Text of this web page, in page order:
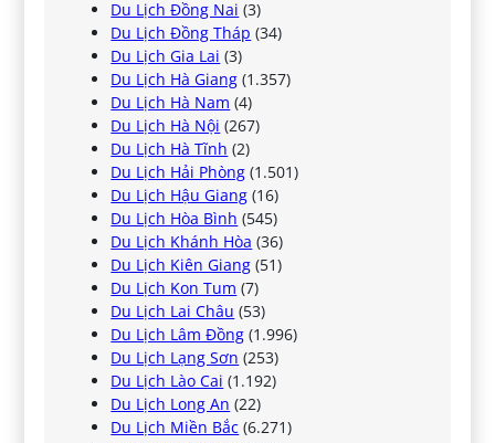
Du Lịch Đồng Nai (3)
Du Lịch Đồng Tháp (34)
Du Lịch Gia Lai (3)
Du Lịch Hà Giang (1.357)
Du Lịch Hà Nam (4)
Du Lịch Hà Nội (267)
Du Lịch Hà Tĩnh (2)
Du Lịch Hải Phòng (1.501)
Du Lịch Hậu Giang (16)
Du Lịch Hòa Bình (545)
Du Lịch Khánh Hòa (36)
Du Lịch Kiên Giang (51)
Du Lịch Kon Tum (7)
Du Lịch Lai Châu (53)
Du Lịch Lâm Đồng (1.996)
Du Lịch Lạng Sơn (253)
Du Lịch Lào Cai (1.192)
Du Lịch Long An (22)
Du Lịch Miền Bắc (6.271)